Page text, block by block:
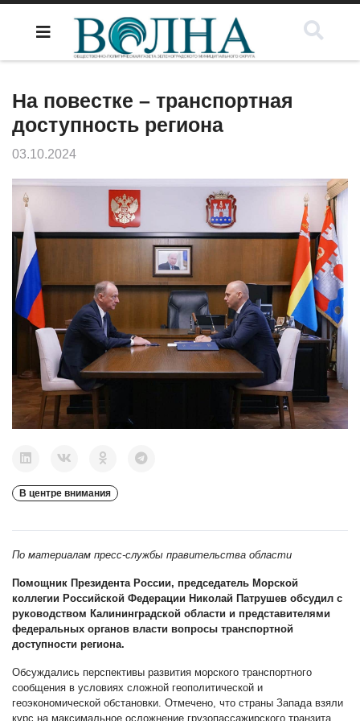
На повестке – транспортная
доступность региона
03.10.2024
В центре внимания
По материалам пресс-службы правительства области
Помощник Президента России, председатель Морской
коллегии Российской Федерации Николай Патрушев обсудил с
руководством Калининградской области и представителями
федеральных органов власти вопросы транспортной
доступности региона.
Обсуждались перспективы развития морского транспортного
сообщения в условиях сложной геополитической и
геоэкономической обстановки. Отмечено, что страны Запада взяли
курс на максимальное осложнение грузопассажирского транзита